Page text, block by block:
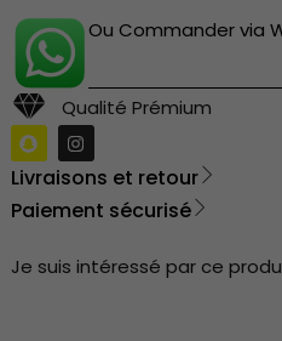
Ou Commander via
Qualité Prémium
Livraisons et retour
Paiement sécurisé
Je suis intéressé par ce